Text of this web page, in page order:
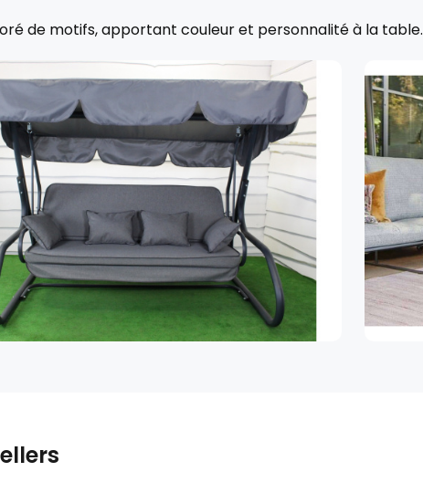
de motifs, apportant couleur et personnalité à la table.